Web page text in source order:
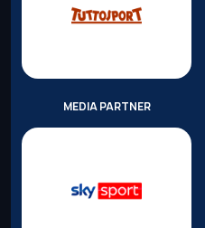
MEDIA PARTNER